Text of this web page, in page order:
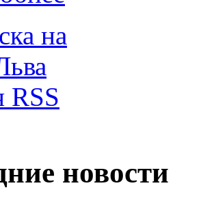
новости